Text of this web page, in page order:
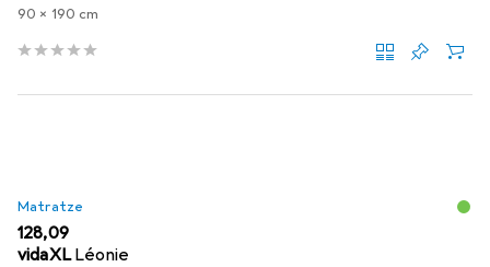
90 x 190 cm
Matratze
EUR
128,09
vidaXL Léonie